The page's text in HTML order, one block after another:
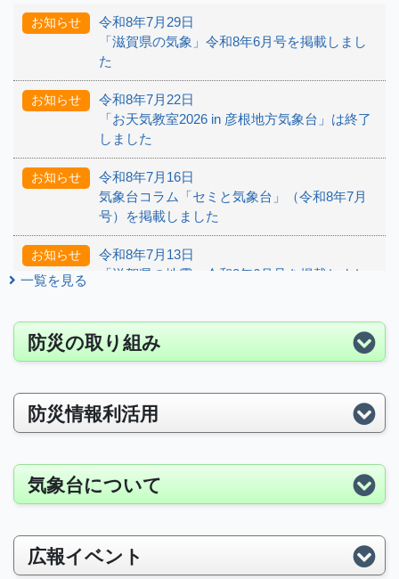
お知らせ
令和8年7月29日
「滋賀県の気象」令和8年6月号を掲載しまし
た
お知らせ
令和8年7月22日
「お天気教室2026 in 彦根地方気象台」は終了
しました
お知らせ
令和8年7月16日
気象台コラム「セミと気象台」（令和8年7月
号）を掲載しました
お知らせ
令和8年7月13日
「滋賀県の地震」令和8年6月号を掲載しまし
報道発表
令和8年7月8日
近畿地方は梅雨明けしたと見られます
お知らせ
令和8年7月2日
「令和8年7月2日の梅雨前線と低気圧による大
雨について（滋賀県の気象速報）」を掲載し
お知らせ
令和8年6月29日
「令和8年6月24日から27日にかけての梅雨前
て（滋賀県の気象速報）」を掲載しました
一覧を見る
防災の取り組み
防災情報利活用
気象台について
広報イベント